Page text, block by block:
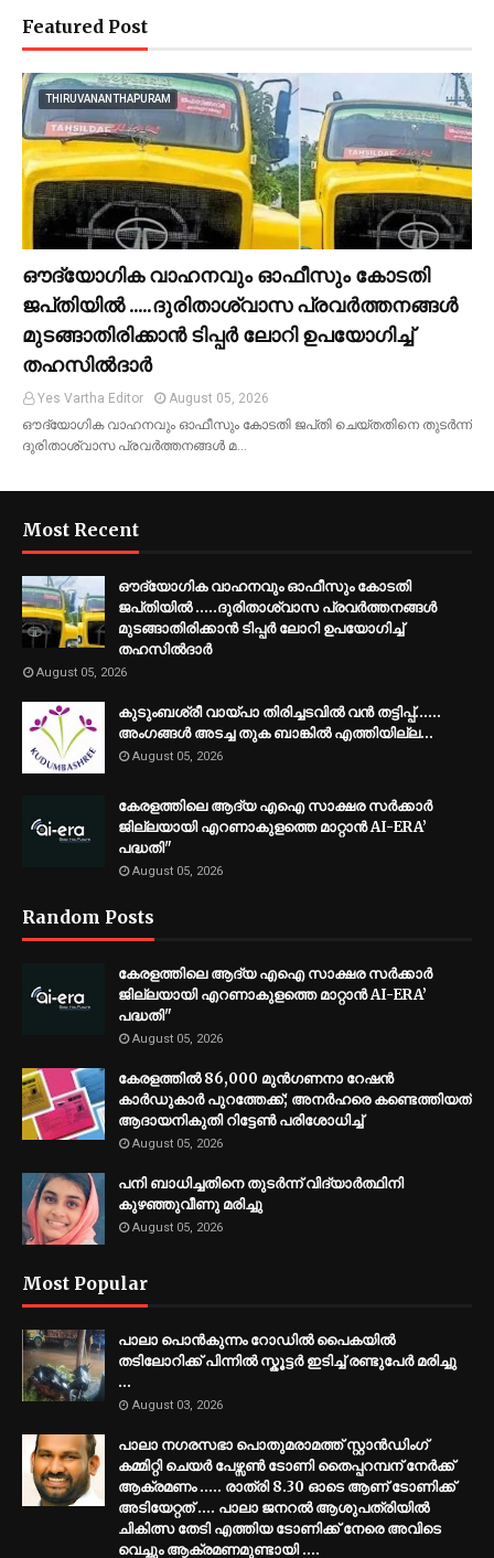
Featured Post
THIRUVANANTHAPURAM
ഔദ്യോഗിക വാഹനവും ഓഫീസും കോടതി
ജപ്‌തിയിൽ .....ദുരിതാശ്വാസ പ്രവർത്തനങ്ങൾ
മുടങ്ങാതിരിക്കാൻ ടിപ്പർ ലോറി ഉപയോഗിച്ച്
തഹസിൽദാർ
Yes Vartha Editor
August 05, 2026
ഔദ്യോഗിക വാഹനവും ഓഫീസും കോടതി ജപ്‌തി ചെയ്ത‌തിനെ തുടർന്ന്
ദുരിതാശ്വാസ പ്രവർത്തനങ്ങൾ മ…
Most Recent
ഔദ്യോഗിക വാഹനവും ഓഫീസും കോടതി
ജപ്‌തിയിൽ .....ദുരിതാശ്വാസ പ്രവർത്തനങ്ങൾ
മുടങ്ങാതിരിക്കാൻ ടിപ്പർ ലോറി ഉപയോഗിച്ച്
തഹസിൽദാർ
August 05, 2026
കുടുംബശ്രീ വായ്പാ തിരിച്ചടവിൽ വൻ തട്ടിപ്പ്......
അംഗങ്ങൾ അടച്ച തുക ബാങ്കിൽ എത്തിയില്ല…
August 05, 2026
കേരളത്തിലെ ആദ്യ എഐ സാക്ഷര സർക്കാർ
ജില്ലയായി എറണാകുളത്തെ മാറ്റാൻ AI-ERA’
പദ്ധതി"
August 05, 2026
Random Posts
കേരളത്തിലെ ആദ്യ എഐ സാക്ഷര സർക്കാർ
ജില്ലയായി എറണാകുളത്തെ മാറ്റാൻ AI-ERA’
പദ്ധതി"
August 05, 2026
കേരളത്തിൽ 86,000 മുൻഗണനാ റേഷൻ
കാർഡുകാർ പുറത്തേക്ക്; അനർഹരെ കണ്ടെത്തിയത്
ആദായനികുതി റിട്ടേൺ പരിശോധിച്ച്
August 05, 2026
പനി ബാധിച്ചതിനെ തുടര്‍ന്ന് വിദ്യാര്‍ത്ഥിനി
കുഴഞ്ഞുവീണു മരിച്ചു
August 05, 2026
Most Popular
പാലാ പൊൻകുന്നം റോഡിൽ പൈകയിൽ
തടിലോറിക്ക് പിന്നിൽ സ്കൂട്ടർ ഇടിച്ച് രണ്ടുപേർ മരിച്ചു
...
August 03, 2026
പാലാ നഗരസഭാ പൊതുമരാമത്ത് സ്റ്റാൻഡിംഗ്
കമ്മിറ്റി ചെയർ പേഴ്സൺ ടോണി തൈപ്പറമ്പന് നേർക്ക്
ആക്രമണം ..... രാത്രി 8.30 ഓടെ ആണ് ടോണിക്ക്
അടിയേറ്റത് .... പാലാ ജനറൽ ആശുപത്രിയിൽ
ചികിത്സ തേടി എത്തിയ ടോണിക്ക് നേരെ അവിടെ
വെച്ചും ആക്രമണമുണ്ടായി ....